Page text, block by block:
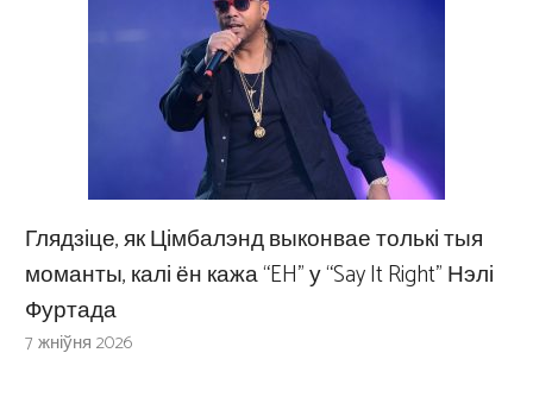
Глядзіце, як Цімбалэнд выконвае толькі тыя
моманты, калі ён кажа “EH” у “Say It Right” Нэлі
Фуртада
7 жніўня 2026